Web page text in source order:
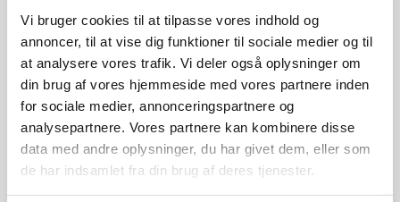
Vi bruger cookies til at tilpasse vores indhold og
annoncer, til at vise dig funktioner til sociale medier og til
at analysere vores trafik. Vi deler også oplysninger om
din brug af vores hjemmeside med vores partnere inden
for sociale medier, annonceringspartnere og
analysepartnere. Vores partnere kan kombinere disse
data med andre oplysninger, du har givet dem, eller som
de har indsamlet fra din brug af deres tjenester.